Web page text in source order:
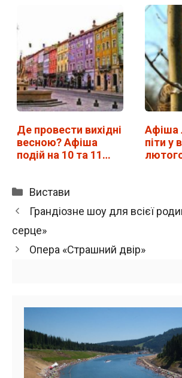
Де провести вихідні
весною? Афіша
подій на 10 та 11
Афіша
піти у
Категорії
Вистави
Грандіозне шоу для всієї
серце»
Опера «Страшний двір»